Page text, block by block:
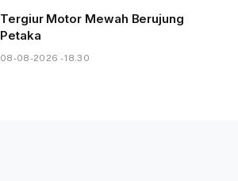
Tergiur Motor Mewah Berujung
Petaka
08-08-2026 - 18.30